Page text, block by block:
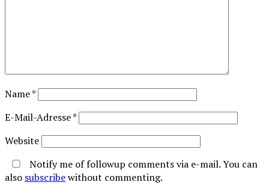
Name*
E-Mail-Adresse*
Website
Notify me of followup comments via e-mail. You can
also subscribewithout commenting.